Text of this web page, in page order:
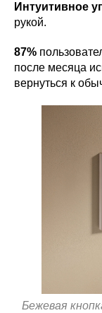
Интуитивное
рукой.
87%
после месяца
вернуться к
Бежевая